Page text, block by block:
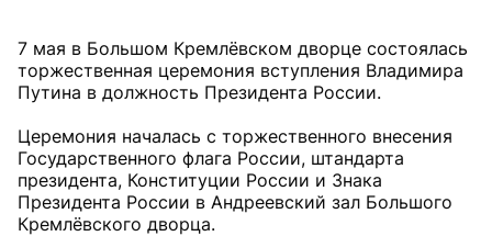
7 мая в Большом Кремлёвском дворце состоялась
торжественная церемония вступления Владимира
Путина в должность Президента России.
Церемония началась с торжественного внесения
Государственного флага России, штандарта
президента, Конституции России и Знака
Президента России в Андреевский зал Большого
Кремлёвского дворца.